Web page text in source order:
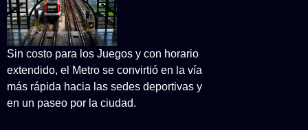
Sin costo para los Juegos y con horario
extendido, el Metro se convirtió en la vía
más rápida hacia las sedes deportivas y
en un paseo por la ciudad.